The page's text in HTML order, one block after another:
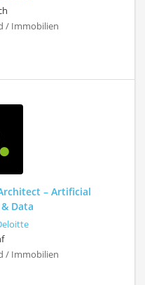
/ Immobilien
– Artificial
Data
/ Immobilien